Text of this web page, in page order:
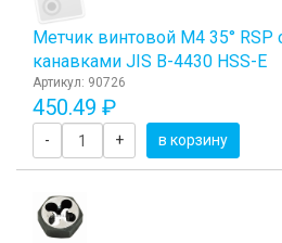
Метчик винтовой M4 35°
канавками JIS B-4430 HSS-E
Артикул: 90726
450.49 ₽
- + в корзину